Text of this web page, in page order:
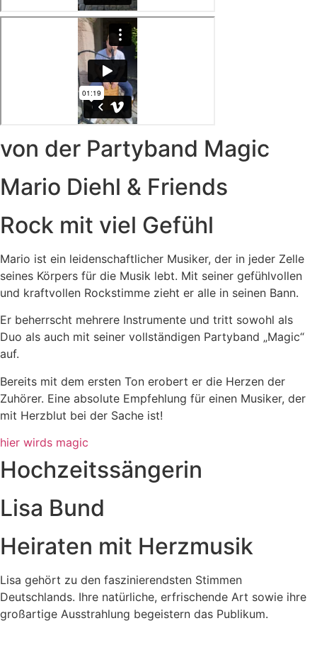
von der Partyband Magic
Mario Diehl & Friends
Rock mit viel Gefühl
Mario ist ein leidenschaftlicher Musiker, der in jeder Zelle
seines Körpers für die Musik lebt. Mit seiner gefühlvollen
und kraftvollen Rockstimme zieht er alle in seinen Bann.
Er beherrscht mehrere Instrumente und tritt sowohl als
Duo als auch mit seiner vollständigen Partyband „Magic“
auf.
Bereits mit dem ersten Ton erobert er die Herzen der
Zuhörer. Eine absolute Empfehlung für einen Musiker, der
mit Herzblut bei der Sache ist!
hier wirds magic
Hochzeitssängerin
Lisa Bund
Heiraten mit Herzmusik
Lisa gehört zu den faszinierendsten Stimmen
Deutschlands. Ihre natürliche, erfrischende Art sowie ihre
großartige Ausstrahlung begeistern das Publikum.